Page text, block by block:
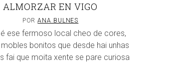
ALMORZAR EN VIGO
PORANA BULNES
é ese fermoso local cheo de cores,
bonitos que desde hai unhas
fai que moita xente se pare curiosa